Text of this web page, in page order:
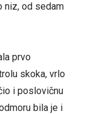
niz, od sedam
prvo
skoka, vrlo
i poslovičnu
bila je i